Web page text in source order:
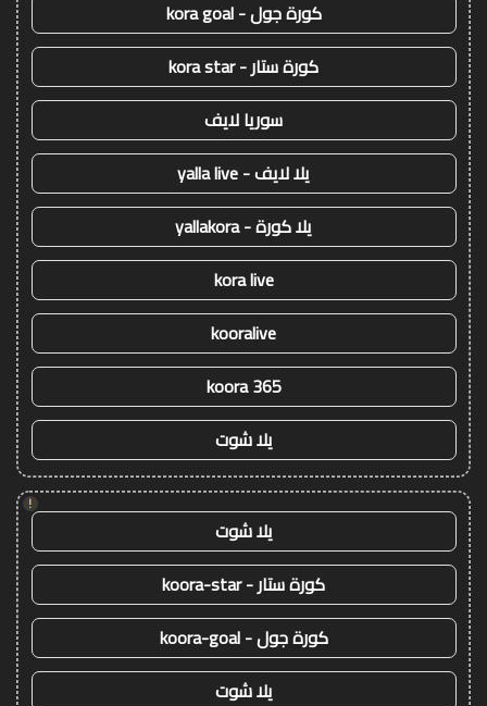
كورة جول - kora goal
كورة ستار - kora star
سوريا لايف
يلا لايف - yalla live
يلا كورة - yallakora
kora live
kooralive
koora 365
يلا شوت
!
يلا شوت
كورة ستار - koora-star
كورة جول - koora-goal
يلا شوت